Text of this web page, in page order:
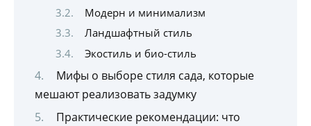
Модерн и минимализм
Ландшафтный стиль
Экостиль и био-стиль
Мифы о выборе стиля сада, которые
мешают реализовать задумку
Практические рекомендации: что